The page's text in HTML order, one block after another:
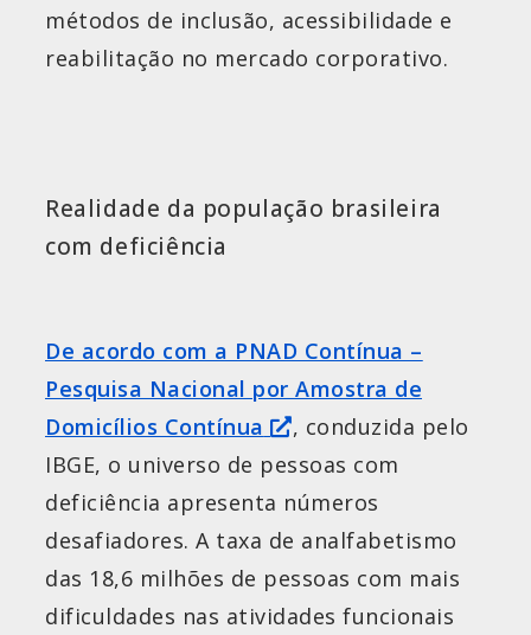
métodos de inclusão, acessibilidade e
reabilitação no mercado corporativo.
Realidade da população brasileira
com deficiência
De acordo com a PNAD Contínua –
Pesquisa Nacional por Amostra de
Domicílios Contínua
, conduzida pelo
IBGE, o universo de pessoas com
deficiência apresenta números
desafiadores. A taxa de analfabetismo
das 18,6 milhões de pessoas com mais
dificuldades nas atividades funcionais